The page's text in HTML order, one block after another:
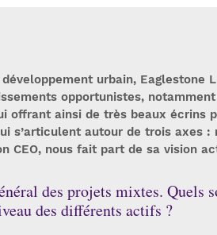
urbain, Eaglestone
opportunistes,
offrant ainsi de très beaux écrins
s’articulent autour de trois axes :
CEO, nous fait part de sa vision
des projets mixtes. Quels
des différents actifs ?